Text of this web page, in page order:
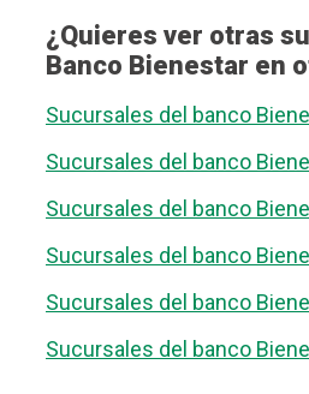
¿Quieres ver otras
Banco Bienestar en
Sucursales del banco
Sucursales del banco
Sucursales del banco
Sucursales del banco
Sucursales del banco
Sucursales del banco